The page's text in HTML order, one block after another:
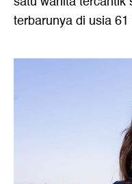
terbarunya di usia